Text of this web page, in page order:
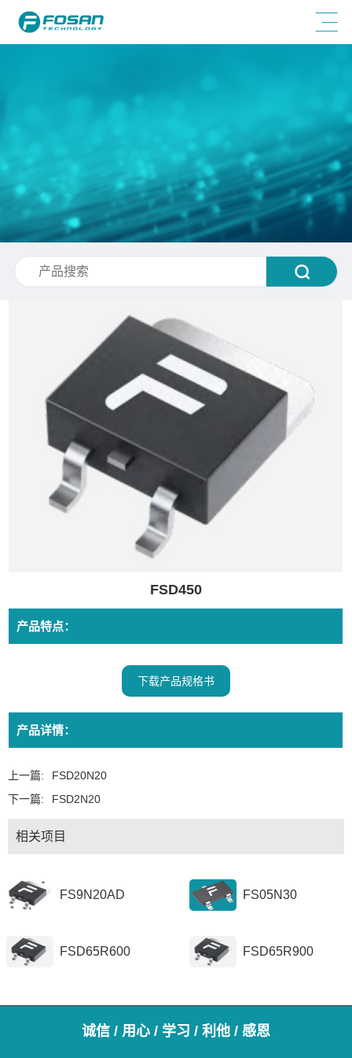
FSD450
产品特点：
下载产品规格书
产品详情：
上一篇:
FSD20N20
下一篇:
FSD2N20
相关项目
FS9N20AD FS05N30
FSD65R600 FSD65R900
诚信 / 用心 / 学习 / 利他 / 感恩